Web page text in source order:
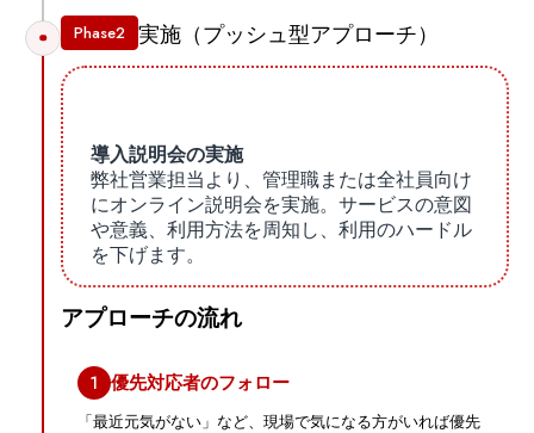
Phase2 実施（プッシュ型アプローチ）
導入説明会の実施
弊社営業担当より、管理職または全社員向け
にオンライン説明会を実施。サービスの意図
や意義、利用方法を周知し、利用のハードル
を下げます。
アプローチの流れ
1 優先対応者のフォロー
「最近元気がない」など、現場で気になる方がいれば優先